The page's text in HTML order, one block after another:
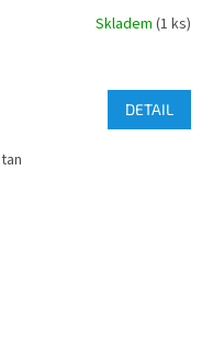
Skladem (1 ks)
DETAIL